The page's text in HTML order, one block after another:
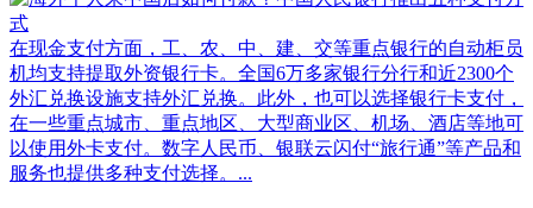
在现金支付方面，工、农、中、建、交等重点银行的自动柜员
机均支持提取外资银行卡。全国6万多家银行分行和近2300个
外汇兑换设施支持外汇兑换。此外，也可以选择银行卡支付，
在一些重点城市、重点地区、大型商业区、机场、酒店等地可
以使用外卡支付。数字人民币、银联云闪付“旅行通”等产品和
服务也提供多种支付选择。...